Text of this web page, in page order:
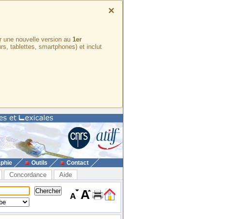
×
une nouvelle version au 1er
tablettes, smartphones) et inclut
Outils Contact
Concordance Aide